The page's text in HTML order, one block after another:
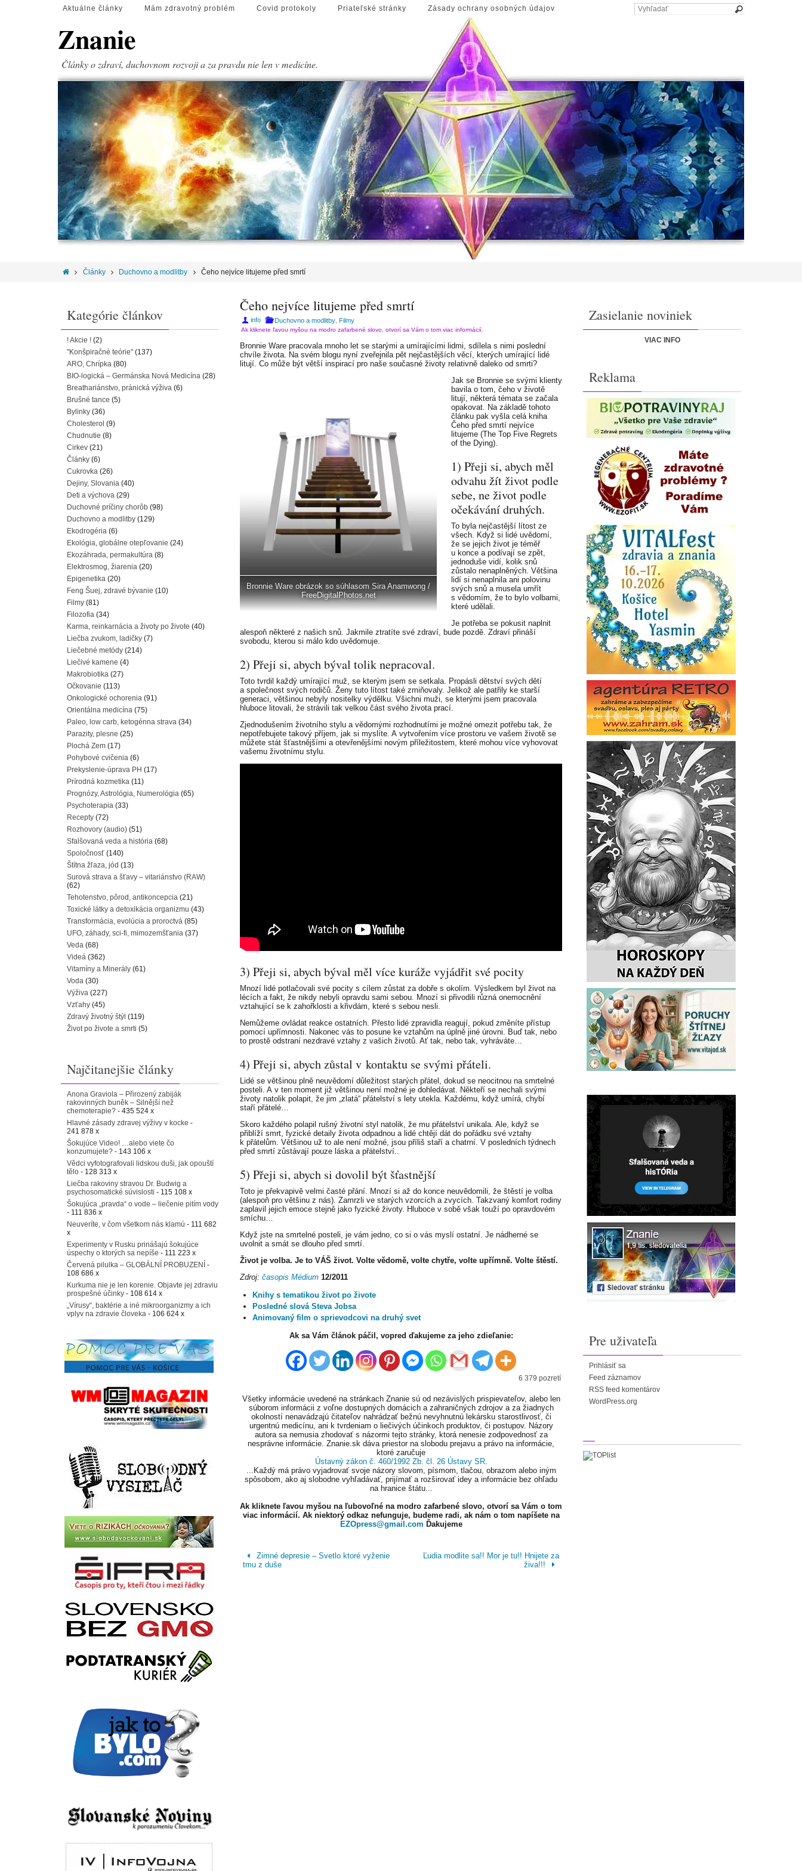
Aktuálne články Mám zdravotný problém Covid protokoly Priateľské stránky Zásady ochrany osobných údajov
Znanie
Články o zdraví, duchovnom rozvoji a za pravdu nie len v medicíne.
Články Duchovno a modlitby Čeho nejvíce litujeme před smrtí
Čeho nejvíce litujeme před smrtí
info Duchovno a modlitby, Filmy
Ak kliknete ľavou myšou na modro zafarbené slovo, otvorí sa Vám o tom viac informácií.
Bronnie Ware pracovala mnoho let se starými a umírajícími lidmi, sdílela s nimi poslední
chvíle života. Na svém blogu nyní zveřejnila pět nejčastějších věcí, kterých umírající lidé
litují. Co může být větší inspirací pro naše současné životy relativně daleko od smrti?
Bronnie Ware obrázok so súhlasom Sira Anamwong /
FreeDigitalPhotos.net
Jak se Bronnie se svými klienty
bavila o tom, čeho v životě
litují, některá témata se začala
opakovat. Na základě tohoto
článku pak vyšla celá kniha
Čeho před smrtí nejvíce
litujeme (The Top Five Regrets
of the Dying).
1) Přeji si, abych měl
odvahu žít život podle
sebe, ne život podle
očekávání druhých.
To byla nejčastější lítost ze
všech. Když si lidé uvědomí,
že se jejich život je téměř
u konce a podívají se zpět,
jednoduše vidí, kolik snů
zůstalo nenaplněných. Většina
lidí si nenaplnila ani polovinu
svých snů a musela umřít
s vědomím, že to bylo volbami,
které udělali.
Je potřeba se pokusit naplnit
alespoň některé z našich snů. Jakmile ztratíte své zdraví, bude pozdě. Zdraví přináší
svobodu, kterou si málo kdo uvědomuje.
2) Přeji si, abych býval tolik nepracoval.
Toto tvrdil každý umírající muž, se kterým jsem se setkala. Propásli dětství svých dětí
a společnost svých rodičů. Ženy tuto lítost také zmiňovaly. Jelikož ale patřily ke starší
generaci, většinou nebyly nositelky výdělku. Všichni muži, se kterými jsem pracovala
hluboce litovali, že strávili tak velkou část svého života prací.
Zjednodušením životního stylu a vědomými rozhodnutími je možné omezit potřebu tak, že
nepotřebujete takový příjem, jak si myslíte. A vytvořením více prostoru ve vašem životě se
můžete stát šťastnějšími a otevřenějšími novým příležitostem, které mohou více vyhovovat
vašemu životnímu stylu.
3) Přeji si, abych býval měl více kuráže vyjádřit své pocity
Mnozí lidé potlačovali své pocity s cílem zůstat za dobře s okolím. Výsledkem byl život na
lécích a fakt, že nikdy nebyli opravdu sami sebou. Mnozí si přivodili různá onemocnění
vztahující se k zahořklosti a křivdám, které s sebou nesli.
Nemůžeme ovládat reakce ostatních. Přesto lidé zpravidla reagují, pokud změníte přístup
pomocí upřímnosti. Nakonec vás to posune ke vztahům na úplně jiné úrovni. Buď tak, nebo
to prostě odstraní nezdravé vztahy z vašich životů. Ať tak, nebo tak, vyhráváte…
4) Přeji si, abych zůstal v kontaktu se svými přáteli.
Lidé se většinou plně neuvědomí důležitost starých přátel, dokud se neocitnou na smrtelné
posteli. A v ten moment již většinou není možné je dohledávat. Někteří se nechali svými
životy natolik polapit, že jim „zlatá“ přátelství s lety utekla. Každému, když umírá, chybí
staří přátelé…
Skoro každého polapil rušný životní styl natolik, že mu přátelství unikala. Ale, když se
přiblíží smrt, fyzické detaily života odpadnou a lidé chtějí dát do pořádku své vztahy
k přátelům. Většinou už to ale není možné, jsou příliš staří a chatrní. V posledních týdnech
před smrtí zůstávají pouze láska a přátelství..
5) Přeji si, abych si dovolil být šťastnější
Toto je překvapivě velmi časté přání. Mnozí si až do konce neuvědomili, že štěstí je volba
(alespoň pro většinu z nás). Zamrzli ve starých vzorcích a zvycích. Takzvaný komfort rodiny
zaplavil jejich emoce stejně jako fyzické životy. Hluboce v sobě však touží po opravdovém
smíchu…
Když jste na smrtelné posteli, je vám jedno, co si o vás myslí ostatní. Je nádherné se
uvolnit a smát se dlouho před smrtí.
Život je volba. Je to VÁŠ život. Volte vědomě, volte chytře, volte upřímně. Volte štěstí.
Zdroj: časopis Médium 12/2011
Knihy s tematikou život po živote
Posledné slová Steva Jobsa
Animovaný film o sprievodcovi na druhý svet
Ak sa Vám článok páčil, vopred ďakujeme za jeho zdieľanie:
6 379 pozretí
Všetky informácie uvedené na stránkach Znanie sú od nezávislých prispievateľov, alebo len
súborom informácii z voľne dostupných domácich a zahraničných zdrojov a za žiadnych
okolností nenavádzajú čitateľov nahrádzať bežnú nevyhnutnú lekársku starostlivosť, či
urgentnú medicínu, ani k tvrdeniam o liečivých účinkoch produktov, či postupov. Názory
autora sa nemusia zhodovať s názormi tejto stránky, ktorá nenesie zodpovednosť za
nesprávne informácie. Znanie.sk dáva priestor na slobodu prejavu a právo na informácie,
ktoré zaručuje
Ústavný zákon č. 460/1992 Zb. čl. 26 Ústavy SR.
...Každý má právo vyjadrovať svoje názory slovom, písmom, tlačou, obrazom alebo iným
spôsobom, ako aj slobodne vyhľadávať, prijímať a rozširovať idey a informácie bez ohľadu
na hranice štátu...
Ak kliknete ľavou myšou na ľubovoľné na modro zafarbené slovo, otvorí sa Vám o tom
viac informácií. Ak niektorý odkaz nefunguje, budeme radi, ak nám o tom napíšete na
EZOpress@gmail.com Ďakujeme
Zimné depresie – Svetlo ktoré vyženie
tmu z duše
Ľudia modlite sa!! Mor je tu!! Hnijete za
živa!!!
Kategórie článkov
! Akcie ! (2)
"Konšpiračné teórie" (137)
ARO, Chrípka (80)
BIO-logická – Germánska Nová Medicína (28)
Breathariánstvo, pránická výživa (6)
Brušné tance (5)
Bylinky (36)
Cholesterol (9)
Chudnutie (8)
Cirkev (21)
Články (6)
Cukrovka (26)
Dejiny, Slovania (40)
Deti a výchova (29)
Duchovné príčiny chorôb (98)
Duchovno a modlitby (129)
Ekodrogéria (6)
Ekológia, globálne otepľovanie (24)
Ekozáhrada, permakultúra (8)
Elektrosmog, žiarenia (20)
Epigenetika (20)
Feng Šuej, zdravé bývanie (10)
Filmy (81)
Filozofia (34)
Karma, reinkarnácia a životy po živote (40)
Liečba zvukom, ladičky (7)
Liečebné metódy (214)
Liečivé kamene (4)
Makrobiotika (27)
Očkovanie (113)
Onkologické ochorenia (91)
Orientálna medicína (75)
Paleo, low carb, ketogénna strava (34)
Parazity, plesne (25)
Plochá Zem (17)
Pohybové cvičenia (6)
Prekyslenie-úprava PH (17)
Prírodná kozmetika (11)
Prognózy, Astrológia, Numerológia (65)
Psychoterapia (33)
Recepty (72)
Rozhovory (audio) (51)
Sfalšovaná veda a história (68)
Spoločnosť (140)
Štítna žľaza, jód (13)
Surová strava a šťavy – vitariánstvo (RAW)
(62)
Tehotenstvo, pôrod, antikoncepcia (21)
Toxické látky a detoxikácia organizmu (43)
Transformácia, evolúcia a proroctvá (85)
UFO, záhady, sci-fi, mimozemšťania (37)
Veda (68)
Videá (362)
Vitamíny a Minerály (61)
Voda (30)
Výživa (227)
Vzťahy (45)
Zdravý životný štýl (119)
Život po živote a smrti (5)
Najčitanejšie články
Anona Graviola – Přirozený zabiják
rakovinných buněk – Silnější než
chemoterapie? - 435 524 x
Hlavné zásady zdravej výživy v kocke -
241 878 x
Šokujúce Video! …alebo viete čo
konzumujete? - 143 106 x
Vědci vyfotografovali lidskou duši, jak opouští
tělo - 128 313 x
Liečba rakoviny stravou Dr. Budwig a
psychosomatické súvislosti - 115 108 x
Šokujúca „pravda“ o vode – liečenie pitím vody
- 111 836 x
Neuveríte, v čom všetkom nás klamú - 111 682
x
Experimenty v Rusku prinášajú šokujúce
úspechy o ktorých sa nepíše - 111 223 x
Červená pilulka – GLOBÁLNÍ PROBUZENÍ -
108 686 x
Kurkuma nie je len korenie. Objavte jej zdraviu
prospešné účinky - 108 614 x
„Vírusy“, baktérie a iné mikroorganizmy a ich
vplyv na zdravie človeka - 106 624 x
Zasielanie noviniek
VIAC INFO
Reklama
Pre uživateľa
Prihlásiť sa
Feed záznamov
RSS feed komentárov
WordPress.org